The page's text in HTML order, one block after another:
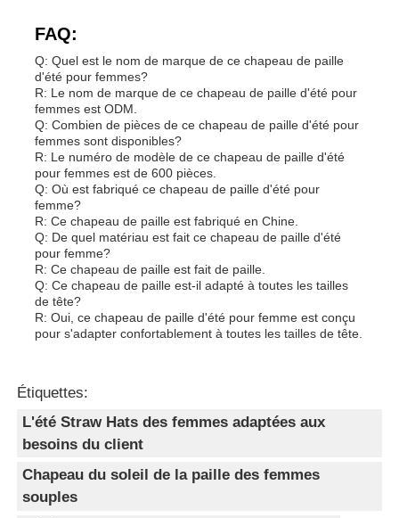
FAQ:
Q: Quel est le nom de marque de ce chapeau de paille
d'été pour femmes?
R: Le nom de marque de ce chapeau de paille d'été pour
femmes est ODM.
Q: Combien de pièces de ce chapeau de paille d'été pour
femmes sont disponibles?
R: Le numéro de modèle de ce chapeau de paille d'été
pour femmes est de 600 pièces.
Q: Où est fabriqué ce chapeau de paille d'été pour
femme?
R: Ce chapeau de paille est fabriqué en Chine.
Q: De quel matériau est fait ce chapeau de paille d'été
pour femme?
R: Ce chapeau de paille est fait de paille.
Q: Ce chapeau de paille est-il adapté à toutes les tailles
de tête?
R: Oui, ce chapeau de paille d'été pour femme est conçu
pour s'adapter confortablement à toutes les tailles de tête.
Étiquettes:
L'été Straw Hats des femmes adaptées aux
besoins du client
Chapeau du soleil de la paille des femmes
souples